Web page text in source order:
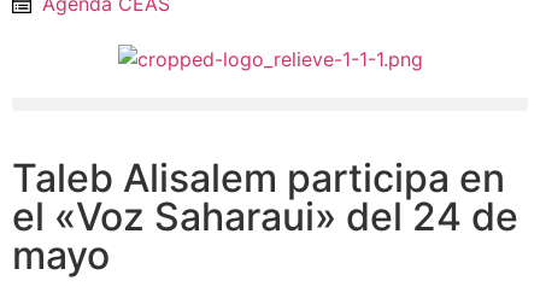
Taleb Alisalem participa en
el «Voz Saharaui» del 24 de
mayo